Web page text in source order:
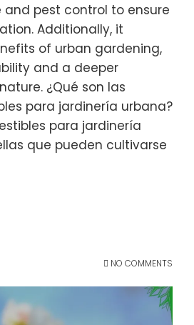
pest control to ensure
Additionally, it
of urban gardening,
and a deeper
¿Qué son las
para jardinería urbana?
para jardinería
que pueden cultivarse
NO COMMENTS